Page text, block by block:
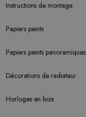
Instructions de montage
Papiers peints
Papiers peints panoramiques
Décorations de radiateur
Horloges en bois